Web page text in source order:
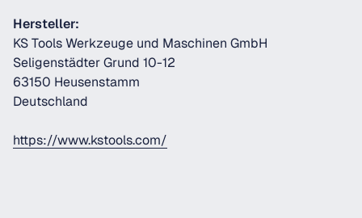
Hersteller:
KS Tools Werkzeuge und Maschinen GmbH
Seligenstädter Grund 10-12
63150 Heusenstamm
Deutschland
https://www.kstools.com/